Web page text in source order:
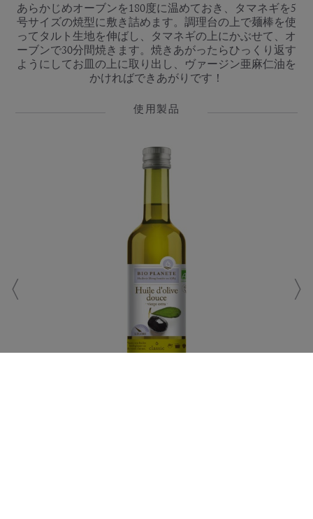
あらかじめオーブンを180度に温めておき、タマネギを5
号サイズの焼型に敷き詰めます。調理台の上で麺棒を使
ってタルト生地を伸ばし、タマネギの上にかぶせて、オ
ーブンで30分間焼きます。焼きあがったらひっくり返す
ようにしてお皿の上に取り出し、ヴァージン亜麻仁油を
かければできあがりです！
使用製品